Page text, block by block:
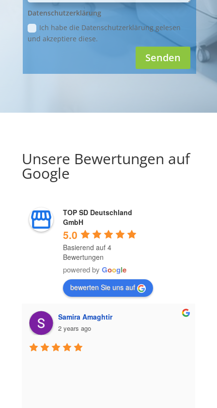
Datenschutzerklärung
Ich habe die Datenschutzerklärung gelesen
und akzeptiere diese.
Senden
Unsere Bewertungen auf
Google
TOP SD Deutschland
GmbH
5.0
Basierend auf 4
Bewertungen
powered by Google
bewerten Sie uns auf
Samira Amaghtir
2 years ago